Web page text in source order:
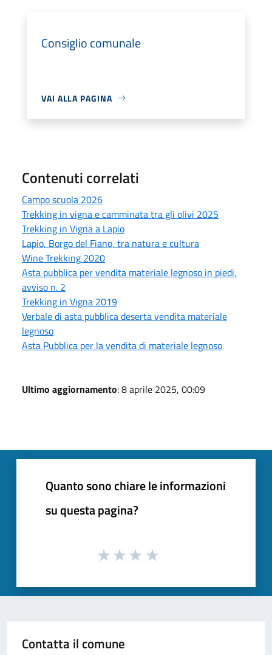
Consiglio comunale
VAI ALLA PAGINA
Contenuti correlati
Campo scuola 2026
Trekking in vigna e camminata tra gli olivi 2025
Trekking in Vigna a Lapio
Lapio, Borgo del Fiano, tra natura e cultura
Wine Trekking 2020
Asta pubblica per vendita materiale legnoso in piedi,
avviso n. 2
Trekking in Vigna 2019
Verbale di asta pubblica deserta vendita materiale
legnoso
Asta Pubblica per la vendita di materiale legnoso
Ultimo aggiornamento: 8 aprile 2025, 00:09
Quanto sono chiare le informazioni
su questa pagina?
Contatta il comune